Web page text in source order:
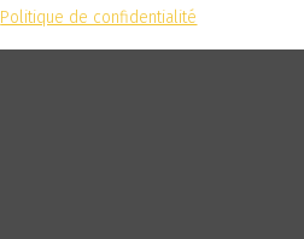
Politique de confidentialité